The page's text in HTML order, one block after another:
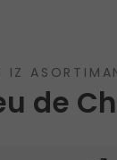
IZ
de